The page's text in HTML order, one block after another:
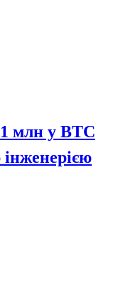
млн у BTC
інженерією